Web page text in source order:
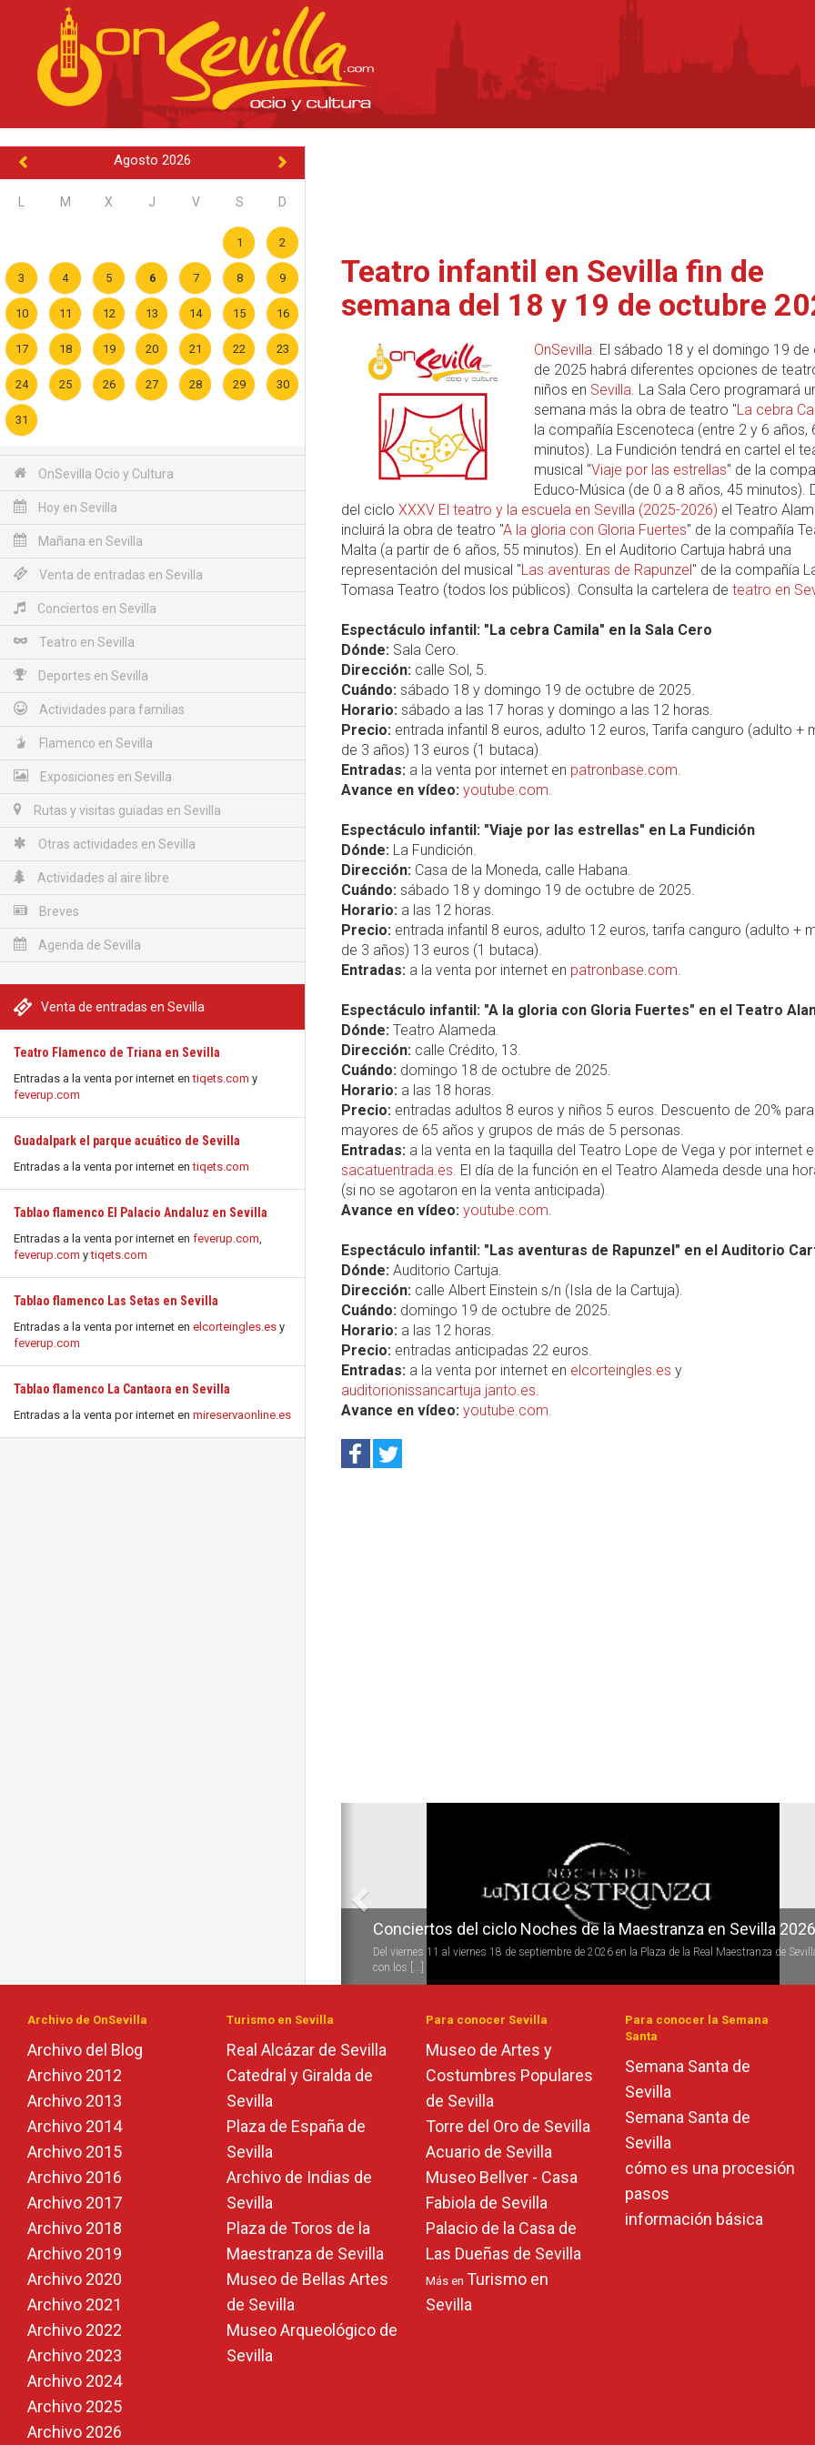
Agosto 2026
M X J V S D
1 2
3 4 5 6 7 8 9
10 11 12 13 14 15 16
17 18 19 20 21 22 23
24 25 26 27 28 29 30
31
OnSevilla Ocio y Cultura
Hoy en Sevilla
Mañana en Sevilla
Venta de entradas en Sevilla
Conciertos en Sevilla
Teatro en Sevilla
Deportes en Sevilla
Actividades para familias
Flamenco en Sevilla
Exposiciones en Sevilla
Rutas y visitas guiadas en Sevilla
Otras actividades en Sevilla
Actividades al aire libre
Breves
Agenda de Sevilla
Venta de entradas en Sevilla
Teatro Flamenco de Triana en Sevilla
Entradas a la venta por internet entiqets.com y
feverup.com
Guadalpark el parque acuático de Sevilla
Entradas a la venta por internet entiqets.com
Tablao flamenco El Palacio Andaluz en Sevilla
Entradas a la venta por internet en feverup.com,
feverup.com ytiqets.com
Tablao flamenco Las Setas en Sevilla
Entradas a la venta por internet en elcorteingles.es y
feverup.com
Tablao flamenco La Cantaora en Sevilla
Entradas a la venta por internet en mireservaonline.es
Teatro infantil en Sevilla fin de
semana del 18 y 19 de octubre
OnSevilla. El sábado 18 y el domingo 19 de
de 2025 habrá diferentes opciones de
niños en Sevilla. La Sala Cero programará
semana más la obra de teatro "La cebra
la compañía Escenoteca (entre 2 y 6 años,
minutos). La Fundición tendrá en cartel el
musical "Viaje por las estrellas" de la
Educo-Música (de 0 a 8 años, 45 minutos).
del ciclo XXXV El teatro y la escuela en Sevilla (2025-2026) el Teatro
incluirá la obra de teatro "A la gloria con Gloria Fuertes" de la compañía
Malta (a partir de 6 años, 55 minutos). En el Auditorio Cartuja habrá una
representación del musical "Las aventuras de Rapunzel" de la compañía
Tomasa Teatro (todos los públicos). Consulta la cartelera de teatro en
Espectáculo infantil: "La cebra Camila" en la Sala Cero
Dónde: Sala Cero.
Dirección: calle Sol, 5.
Cuándo: sábado 18 y domingo 19 de octubre de 2025.
Horario: sábado a las 17 horas y domingo a las 12 horas.
Precio: entrada infantil 8 euros, adulto 12 euros, Tarifa canguro (adulto +
de 3 años) 13 euros (1 butaca).
Entradas: a la venta por internet en patronbase.com.
Avance en vídeo: youtube.com.
Espectáculo infantil: "Viaje por las estrellas" en La Fundición
Dónde: La Fundición.
Dirección: Casa de la Moneda, calle Habana.
Cuándo: sábado 18 y domingo 19 de octubre de 2025.
Horario: a las 12 horas.
Precio: entrada infantil 8 euros, adulto 12 euros, tarifa canguro (adulto +
de 3 años) 13 euros (1 butaca).
Entradas: a la venta por internet en patronbase.com.
Espectáculo infantil: "A la gloria con Gloria Fuertes" en el Teatro
Dónde: Teatro Alameda.
Dirección: calle Crédito, 13.
Cuándo: domingo 18 de octubre de 2025.
Horario: a las 18 horas.
Precio: entradas adultos 8 euros y niños 5 euros. Descuento de 20% para
mayores de 65 años y grupos de más de 5 personas.
Entradas: a la venta en la taquilla del Teatro Lope de Vega y por internet
sacatuentrada.es. El día de la función en el Teatro Alameda desde una
(si no se agotaron en la venta anticipada).
Avance en vídeo: youtube.com.
Espectáculo infantil: "Las aventuras de Rapunzel" en el Auditorio
Dónde: Auditorio Cartuja.
Dirección: calle Albert Einstein s/n (Isla de la Cartuja).
Cuándo: domingo 19 de octubre de 2025.
Horario: a las 12 horas.
Precio: entradas anticipadas 22 euros.
Entradas: a la venta por internet en elcorteingles.es y
auditorionissancartuja.janto.es.
Avance en vídeo: youtube.com.
Conciertos del ciclo Noches de la Maestranza en Sevilla 2026
Del viernes 11 al viernes 18 de septiembre de 2026 en la Plaza de la Real Maestranza de
con los [...]
Archivo de OnSevilla
Archivo del Blog
Archivo 2012
Archivo 2013
Archivo 2014
Archivo 2015
Archivo 2016
Archivo 2017
Archivo 2018
Archivo 2019
Archivo 2020
Archivo 2021
Archivo 2022
Archivo 2023
Archivo 2024
Archivo 2025
Archivo 2026
Turismo en Sevilla
Real Alcázar de Sevilla
Catedral y Giralda de
Sevilla
Plaza de España de
Sevilla
Archivo de Indias de
Sevilla
Plaza de Toros de la
Maestranza de Sevilla
Museo de Bellas Artes
de Sevilla
Museo Arqueológico de
Sevilla
Para conocer Sevilla
Museo de Artes y
Costumbres Populares
de Sevilla
Torre del Oro de Sevilla
Acuario de Sevilla
Museo Bellver - Casa
Fabiola de Sevilla
Palacio de la Casa de
Las Dueñas de Sevilla
Más en Turismo en
Sevilla
Para conocer la Semana
Santa
Semana Santa de
Sevilla
Semana Santa de
Sevilla
cómo es una procesión
pasos
información básica